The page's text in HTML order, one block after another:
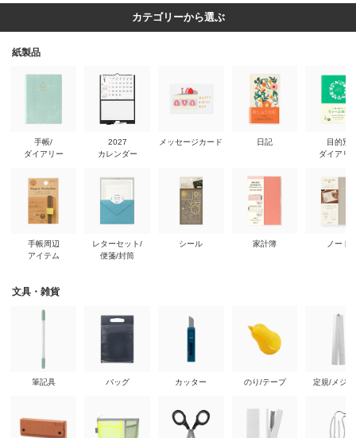
カテゴリーから選ぶ
紙製品
手帳/
ダイアリー
手帳周辺
アイテム
2027
カレンダー
レターセット/
便箋/封筒
メッセージカード
シール
日記
家計簿
目的別
ダイアリ
ノート
文具・雑貨
筆記具 バッグ カッター のり/テープ 定規/メジ